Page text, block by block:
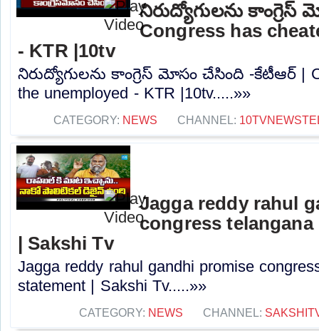
నిరుద్యోగులను
Congress has
- KTR |10tv
నిరుద్యోగులను కాంగ్రెస్ మోసం చేసింది -కేటీఆర్ |
the unemployed - KTR |10tv.....»»
CATEGORY: NEWS CHANNEL:
Jagga reddy rahul
congress
| Sakshi Tv
Jagga reddy rahul gandhi promise
statement | Sakshi Tv.....»»
CATEGORY: NEWS CHANNEL: